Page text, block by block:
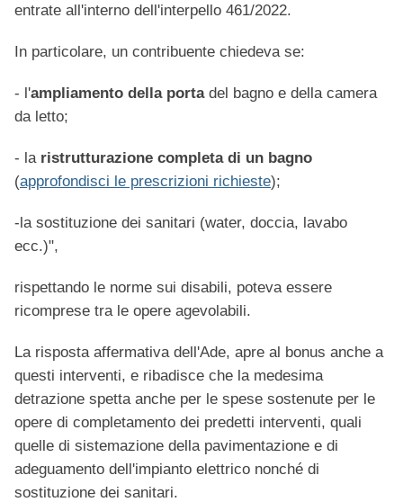
entrate all'interno dell'interpello 461/2022.
In particolare, un contribuente chiedeva se:
- l'ampliamento della portadel bagno e della camera
da letto;
- la ristrutturazione completa di un bagno
(approfondisci le prescrizioni richieste);
-la sostituzione dei sanitari (water, doccia, lavabo
ecc.)",
rispettando le norme sui disabili, poteva essere
ricomprese tra le opere agevolabili.
La risposta affermativa dell'Ade, apre al bonus anche a
questi interventi, e ribadisce che la medesima
detrazione spetta anche per le spese sostenute per le
opere di completamento dei predetti interventi, quali
quelle di sistemazione della pavimentazione e di
adeguamento dell'impianto elettrico nonché di
sostituzione dei sanitari.